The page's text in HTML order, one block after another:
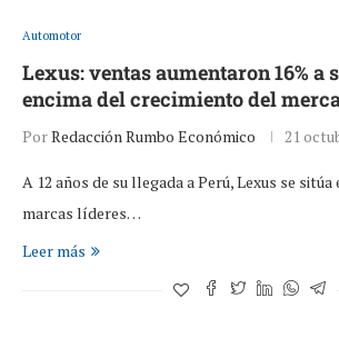
Automotor
Lexus: ventas aumentaron 16% a
encima del crecimiento del
PorRedacción Rumbo Económico 21
A 12 años de su llegada a Perú, Lexus se
marcas líderes…
Leer más